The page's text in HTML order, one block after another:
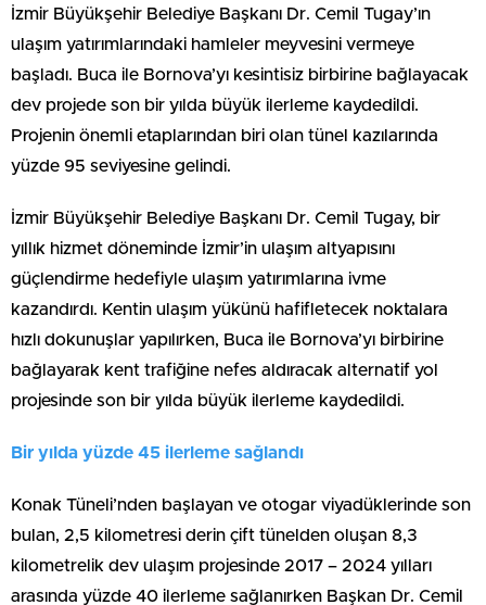
İzmir Büyükşehir Belediye Başkanı Dr. Cemil Tugay’ın
ulaşım yatırımlarındaki hamleler meyvesini vermeye
başladı. Buca ile Bornova’yı kesintisiz birbirine bağlayacak
dev projede son bir yılda büyük ilerleme kaydedildi.
Projenin önemli etaplarından biri olan tünel kazılarında
yüzde 95 seviyesine gelindi.
İzmir Büyükşehir Belediye Başkanı Dr. Cemil Tugay, bir
yıllık hizmet döneminde İzmir’in ulaşım altyapısını
güçlendirme hedefiyle ulaşım yatırımlarına ivme
kazandırdı. Kentin ulaşım yükünü hafifletecek noktalara
hızlı dokunuşlar yapılırken, Buca ile Bornova’yı birbirine
bağlayarak kent trafiğine nefes aldıracak alternatif yol
projesinde son bir yılda büyük ilerleme kaydedildi.
Bir yılda yüzde 45 ilerleme sağlandı
Konak Tüneli’nden başlayan ve otogar viyadüklerinde son
bulan, 2,5 kilometresi derin çift tünelden oluşan 8,3
kilometrelik dev ulaşım projesinde 2017 – 2024 yılları
arasında yüzde 40 ilerleme sağlanırken Başkan Dr. Cemil